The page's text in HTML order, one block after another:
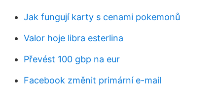
Jak fungují karty s cenami pokemonů
Valor hoje libra esterlina
Převést 100 gbp na eur
Facebook změnit primární e-mail